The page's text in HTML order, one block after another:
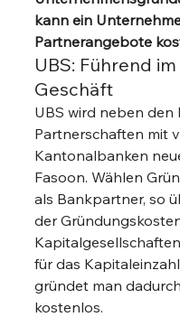
kann ein
Partnerangebote
UBS: Führend
Geschäft
UBS wird neben
Partnerschaften mit
Kantonalbanken
Fasoon. Wählen
als Bankpartner, so
der
für das
gründet man
kostenlos.